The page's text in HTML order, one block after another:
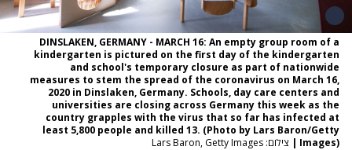
DINSLAKEN, GERMANY - MARCH 16: An empty group room of a
kindergarten is pictured on the first day of the kindergarten
and school's temporary closure as part of nationwide
measures to stem the spread of the coronavirus on March 16,
2020 in Dinslaken, Germany. Schools, day care centers and
universities are closing across Germany this week as the
country grapples with the virus that so far has infected at
least 5,800 people and killed 13. (Photo by Lars Baron/Getty
Images)
| צילום: Lars Baron, Getty Images